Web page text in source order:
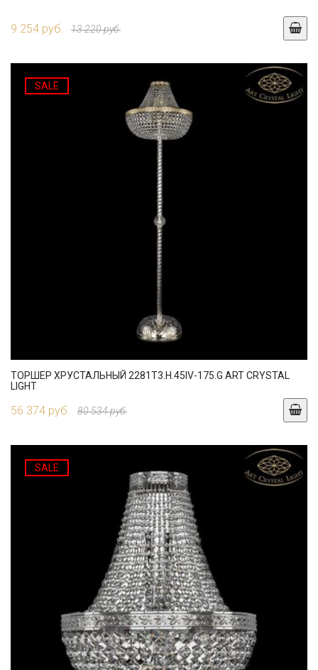
9 254 руб. 13 220 руб.
SALE
ТОРШЕР ХРУСТАЛЬНЫЙ 2281T3.H.45IV-175.G ART CRYSTAL
LIGHT
56 374 руб. 80 534 руб.
SALE